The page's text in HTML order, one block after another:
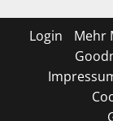
Login
Mehr